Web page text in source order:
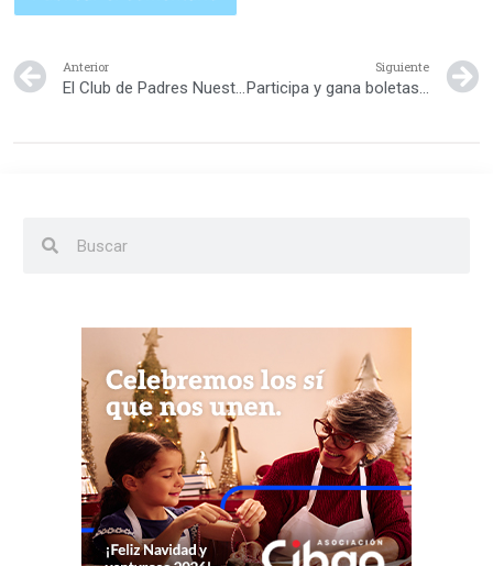
Anterior
El Club de Padres Nuestros Hijos te lleva a ti y a tu bebé al lanzamiento del nuevo Huggies Active Sec
Siguiente
Participa y gana boletas de los mejores parque infantiles!!!